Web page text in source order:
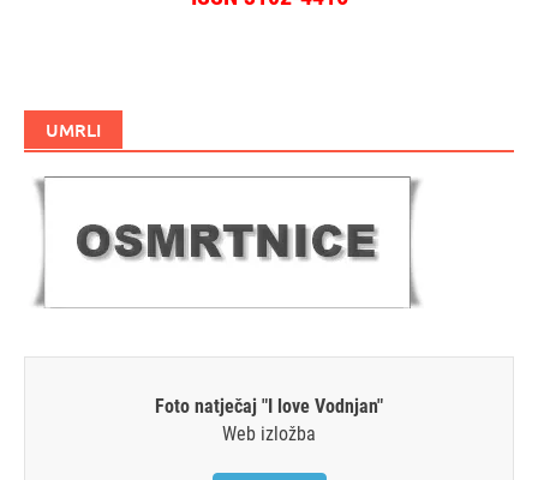
UMRLI
Foto natječaj "I love Vodnjan"
Web izložba